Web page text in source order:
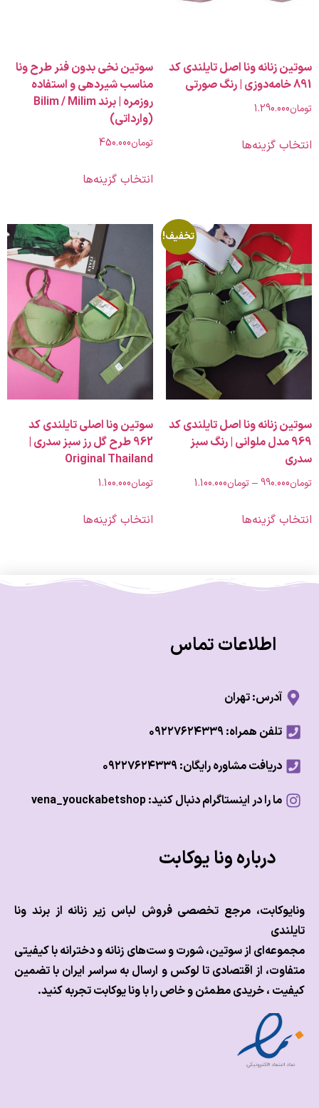
ونا اصل تایلندی کد
گزینه‌ها
سوتین نخی بدون فنر طرح ونا
مناسب شیردهی و استفاده
روزمره | برند Bilim / Milim
(وارداتی)
450.000
انتخاب گزینه‌ها
تخفیف!
ونا اصل تایلندی کد
مدل ملوانی | رنگ سبز
– تومان1.100.000
گزینه‌ها
سوتین ونا اصلی تایلندی کد
962 طرح گل رز سبز سدری |
Original Thailand
1.100.000
انتخاب گزینه‌ها
اطلاعات تماس
آدرس: تهران
تلفن همراه: ۰۹۲۲۷۶۲۴۳۳۹
دریافت مشاوره رایگان: ۰۹۲۲۷۶۲۴۳۳۹
ما را در اینستاگرام دنبال کنید: vena_youckabetshop
درباره ونا یوکابت
مرجع تخصصی فروش لباس زیر زنانه از برند ونا
از سوتین، شورت و ست‌های زنانه و دخترانه با کیفیتی
از اقتصادی تا لوکس وارسال به سراسر ایران با تضمین
، خریدی مطمئن و خاص را با ونا یوکابت تجربه کنید.